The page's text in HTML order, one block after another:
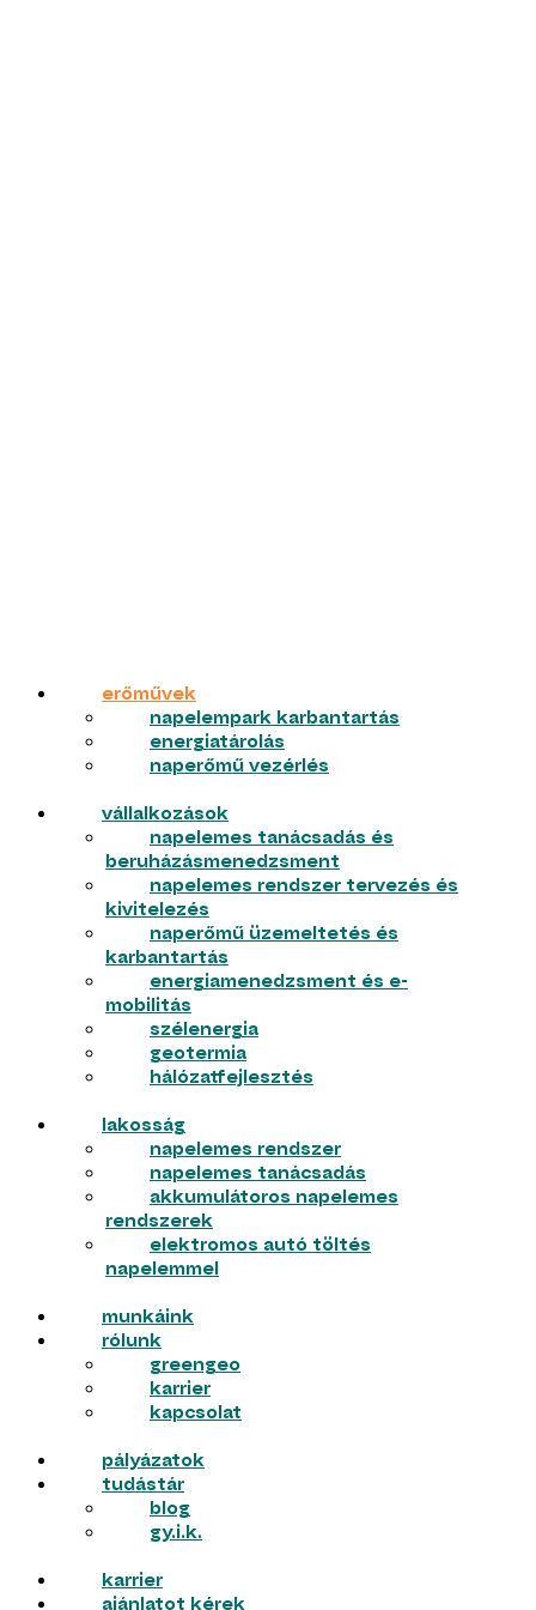
erőművek
napelempark karbantartás
energiatárolás
naperőmű vezérlés
vállalkozások
napelemes tanácsadás és
beruházásmenedzsment
napelemes rendszer tervezés és
kivitelezés
naperőmű üzemeltetés és
karbantartás
energiamenedzsment és e-
mobilitás
szélenergia
geotermia
hálózatfejlesztés
lakosság
napelemes rendszer
napelemes tanácsadás
akkumulátoros napelemes
rendszerek
elektromos autó töltés
napelemmel
munkáink
rólunk
greengeo
karrier
kapcsolat
pályázatok
tudástár
blog
gy.i.k.
karrier
ajánlatot kérek